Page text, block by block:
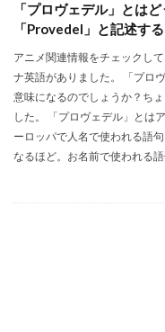
「プロヴェデル」とは
「Provedel」と記述する
アニメ関連情報をチェックし
ナ英語がありました。 「プロ
意味になるのでしょうか？ち
した。 「プロヴェデル」とは
ーロッパで人名で使われる語
なるほど。お名前で使われる